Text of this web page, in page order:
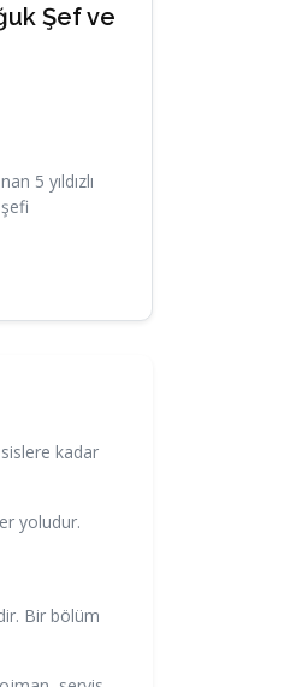
Şef ve
5 yıldızlı
kadar
yoludur.
Bir bölüm